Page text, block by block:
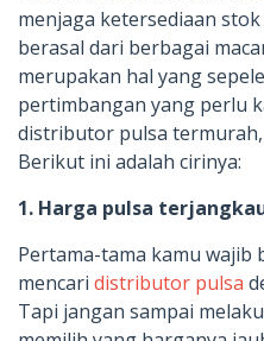
menjaga ketersediaan
berasal dari berbagai
merupakan hal yang
pertimbangan yang perlu
distributor pulsa
Berikut ini adalah cirinya:
1. Harga pulsa
Pertama-tama kamu
mencari distributor pulsa
Tapi jangan sampai